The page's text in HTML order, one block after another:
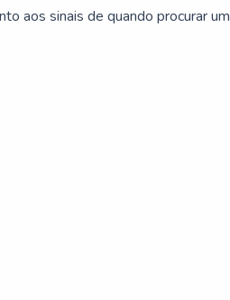
aos sinais de quando procurar um